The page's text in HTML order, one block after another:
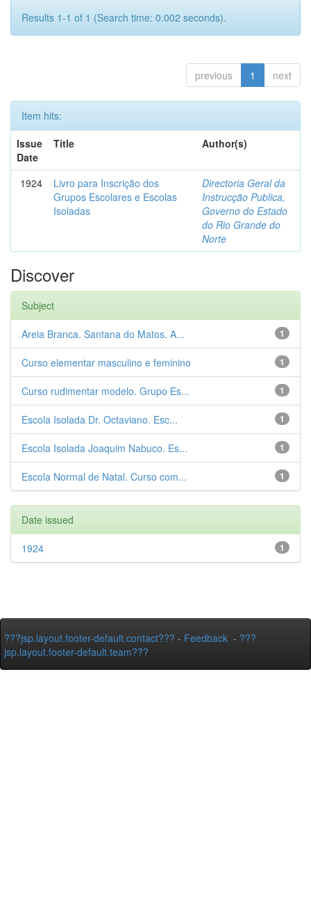
Results 1-1 of 1 (Search time: 0.002 seconds).
previous 1 next
Item hits:
Issue
Date
Title Author(s)
1924
Livro para Inscrição dos
Grupos Escolares e Escolas
Isoladas
Directoria Geral da
Instrucção Publica,
Governo do Estado
do Rio Grande do
Norte
Discover
Subject
1
Areia Branca. Santana do Matos. A...
1
Curso elementar masculino e feminino
1
Curso rudimentar modelo. Grupo Es...
1
Escola Isolada Dr. Octaviano. Esc...
1
Escola Isolada Joaquim Nabuco. Es...
1
Escola Normal de Natal. Curso com...
Date issued
1
1924
???jsp.layout.footer-default.contact??? - Feedback - ???
jsp.layout.footer-default.team???